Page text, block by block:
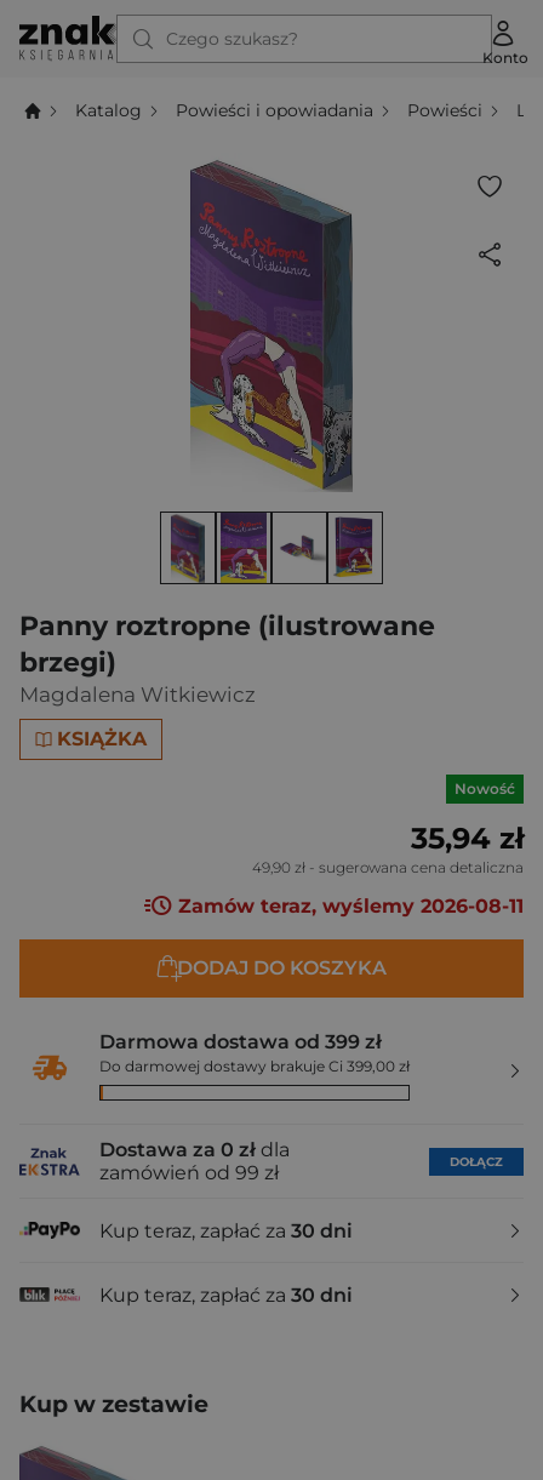
Czego szukasz?
Konto
Katalog Powieści i opowiadania Powieści
Panny roztropne (ilustrowane
brzegi)
Magdalena Witkiewicz
KSIĄŻKA
Nowość
35,94 zł
49,90 zł - sugerowana cena detaliczna
Zamów teraz, wyślemy 2026-08-11
DODAJ DO KOSZYKA
Darmowa dostawa od 399 zł
Do darmowej dostawy brakuje Ci 399,00 zł
Dostawa za 0 zł dla
zamówień od 99 zł
DOŁĄCZ
Kup teraz, zapłać za 30 dni
Kup teraz, zapłać za 30 dni
Kup w zestawie